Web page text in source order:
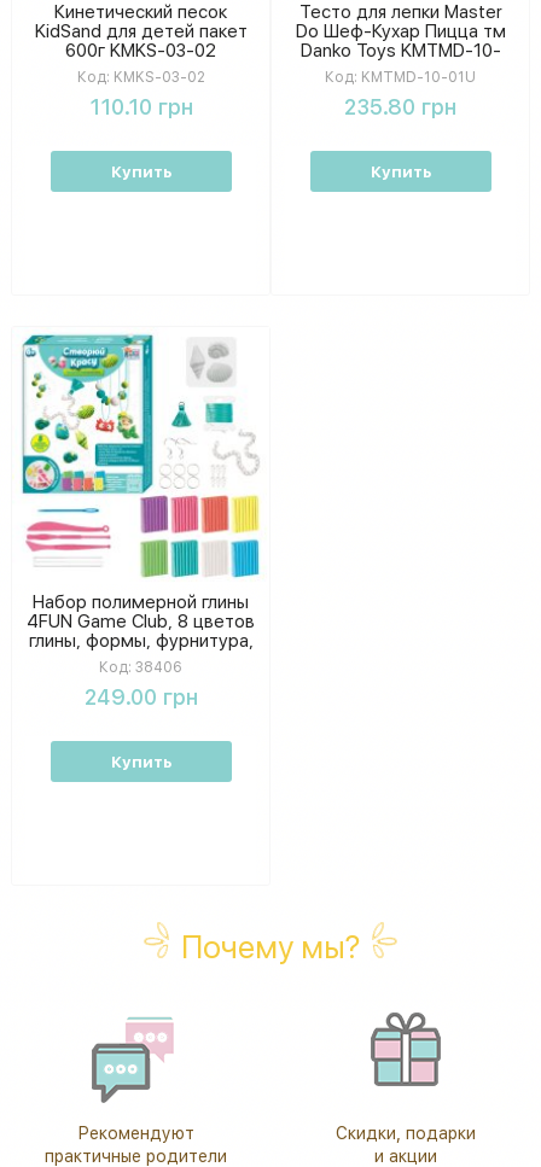
Кинетический песок
KidSand для детей пакет
600г KMKS-03-02
Код: KMKS-03-02
110.10 грн
Купить
Тесто для лепки Master
Do Шеф-Кухар Пицца тм
Danko Toys KMTMD-10-
01U
Код: KMTMD-10-01U
235.80 грн
Купить
Набор полимерной глины
4FUN Game Club, 8 цветов
глины, формы, фурнитура,
цепочка, эластичный
шнур, в коробке 38406
Код: 38406
249.00 грн
Купить
Почему мы?
Рекомендуют
практичные родители
Скидки, подарки
и акции